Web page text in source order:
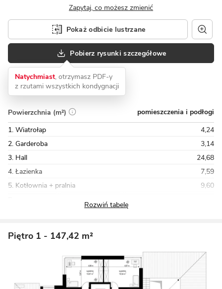
Zapytaj, co możesz zmienić
Pokaż odbicie lustrzane
Pobierz rysunki szczegółowe
Natychmiast, otrzymasz PDF-y
z rzutami wszystkich kondygnacji
Powierzchnia (m²)
pomieszczenia i podłogi
1. Wiatrołap
4,24
2. Garderoba
3,14
3. Hall
24,68
4. Łazienka
7,59
5. Kotłownia + pralnia
9,60
Piętro 1 - 147,42 m²